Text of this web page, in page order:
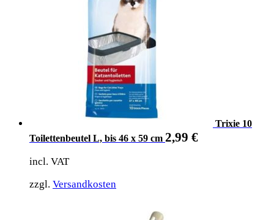
Trixie 10
Toilettenbeutel L, bis 46 x 59 cm 2,99 €
incl. VAT
zzgl. Versandkosten